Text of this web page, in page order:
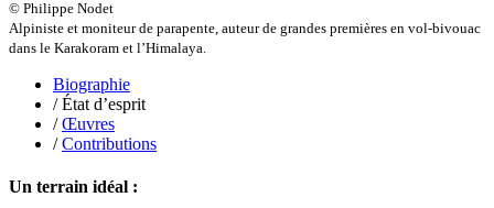
Pacquier Thierry
Pajetnov Valentin
Pastureau Jean
Pelcat Armelle
Peltier Julien
Pinchon Emmanuel
Pitiot Michaël
Plane Alice
© Philippe Nodet
Alpiniste et moniteur de parapente, auteur de grandes premières en vol-bivouac
dans le Karakoram et l’Himalaya.
Biographie
/ État d’esprit
/Œuvres
/Contributions
Un terrain idéal :